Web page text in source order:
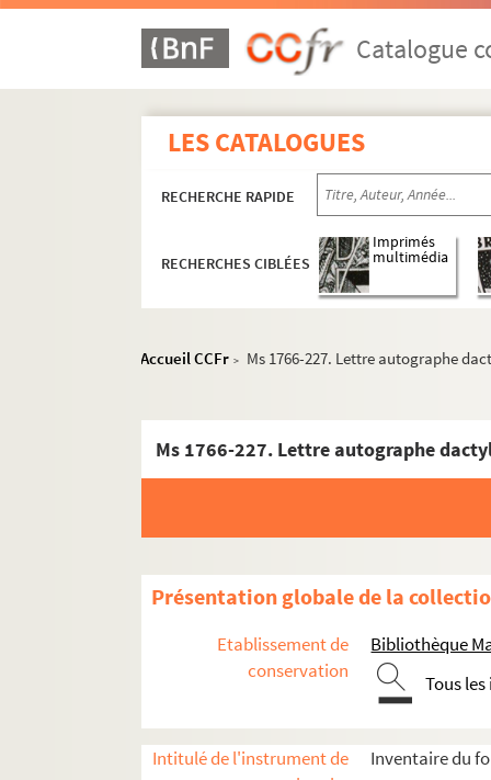
Catalogue
LES CATALOGUES
RECHERCHE RAPIDE
RECHERCHES CIBLÉES
Imprimés
multimédia
Accueil CCFr > Ms 1766-227. Lettre autographe
Présentation globale de la
Etablissement de
conservation
Bibliothèque
Tous
Intitulé de l'instrument de
Inventaire du